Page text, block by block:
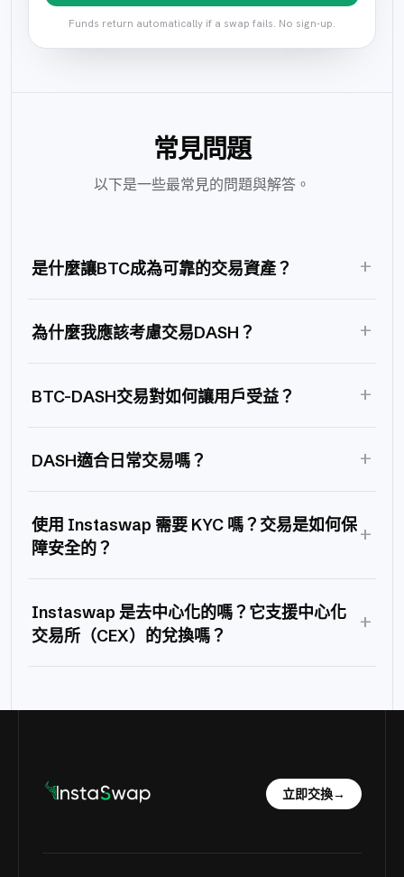
Funds return automatically if a swap fails. No sign-up.
常見問題
以下是一些最常見的問題與解答。
是什麼讓BTC成為可靠的交易資產？ +
為什麼我應該考慮交易DASH？ +
BTC-DASH交易對如何讓用戶受益？ +
DASH適合日常交易嗎？ +
使用 Instaswap 需要 KYC 嗎？交易是如何保
障安全的？
+
Instaswap 是去中心化的嗎？它支援中心化
交易所（CEX）的兌換嗎？
+
立即交換→